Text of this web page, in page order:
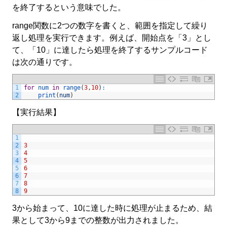
を終了するという意味でした。
range関数に2つの数字を書くと、範囲を指定して繰り
返し処理を実行できます。例えば、開始点を「3」とし
て、「10」に達したら処理を終了するサンプルコード
は次の通りです。
1
2
for num in range(3, 10) :
print ( num)
【実行結果】
1
2
3
4
5
6
7
8
3
4
5
6
7
8
9
3から始まって、10に達した時に処理が止まるため、結
果として3から9までの整数が出力されました。